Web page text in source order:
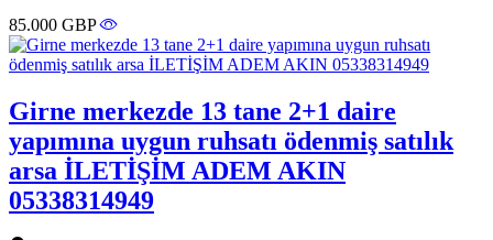
85.000 GBP
Girne merkezde 13 tane 2+1 daire
yapımına uygun ruhsatı ödenmiş satılık
arsa İLETİŞİM ADEM AKIN
05338314949